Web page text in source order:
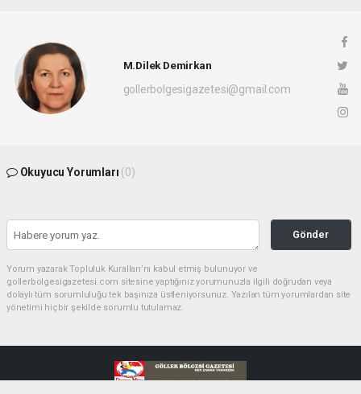
M.Dilek Demirkan
gollerbolgesigazetesi@gmail.com
Okuyucu Yorumları (0)
Gönder
Yorum yazarak Topluluk Kuralları’nı kabul etmiş bulunuyor ve
gollerbolgesigazetesi.com sitesine yaptığınız yorumunuzla ilgili doğrudan veya
dolaylı tüm sorumluluğu tek başınıza üstleniyorsunuz. Yazılan tüm yorumlardan site
yönetimi hiçbir şekilde sorumlu tutulamaz.